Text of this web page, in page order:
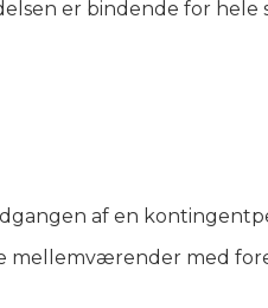
er bindende for hele
af en
mellemværender med